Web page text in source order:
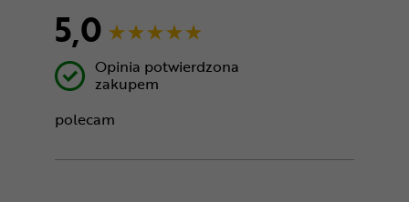
5,0
Opinia potwierdzona
zakupem
polecam